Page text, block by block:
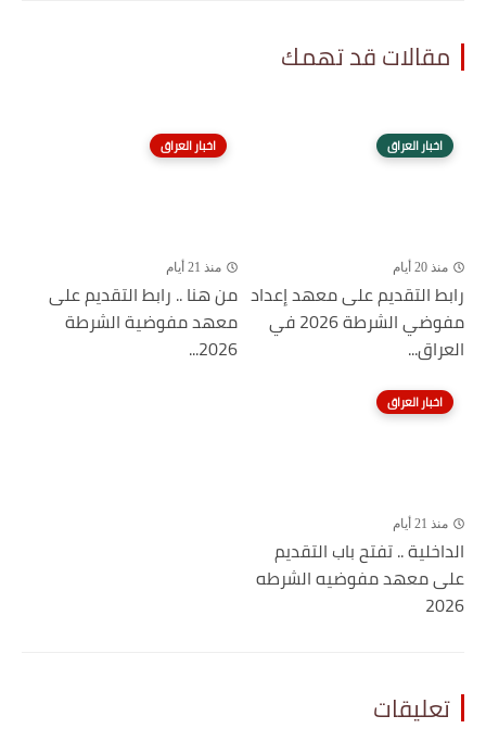
مقالات قد تهمك
اخبار العراق
منذ 20 أيام
رابط التقديم على معهد إعداد
مفوضي الشرطة 2026 في
العراق...
اخبار العراق
منذ 21 أيام
من هنا .. رابط التقديم على
معهد مفوضية الشرطة
2026...
اخبار العراق
منذ 21 أيام
الداخلية .. تفتح باب التقديم
على معهد مفوضيه الشرطه
2026
تعليقات